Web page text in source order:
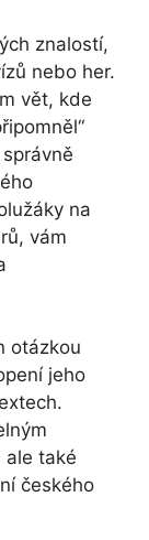
znalostí,
nebo her.
vět, kde
na
vám
otázkou
jeho
ale také
českého